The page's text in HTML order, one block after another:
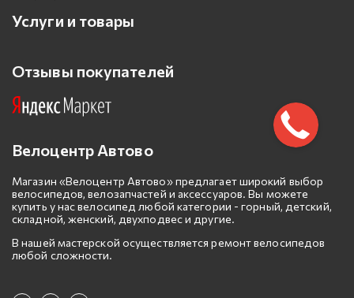
Услуги и товары
Отзывы покупателей
Велоцентр Автово
Магазин «Велоцентр Автово» предлагает широкий выбор
велосипедов, велозапчастей и аксессуаров. Вы можете
купить у нас велосипед любой категории - горный, детский,
складной, женский, двухподвес и другие.
В нашей мастерской осуществляется ремонт велосипедов
любой сложности.